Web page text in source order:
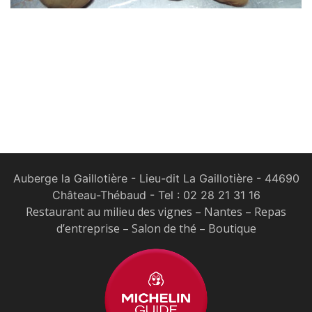
Auberge la Gaillotière - Lieu-dit La Gaillotière - 44690
Château-Thébaud - Tel : 02 28 21 31 16
Restaurant au milieu des vignes – Nantes – Repas
d’entreprise – Salon de thé – Boutique